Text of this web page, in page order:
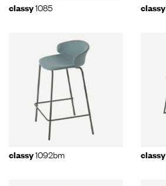
classy1085 classy
classy1092bm classy